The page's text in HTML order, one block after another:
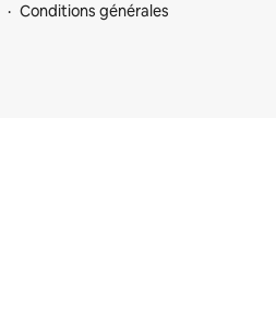
Conditions générales